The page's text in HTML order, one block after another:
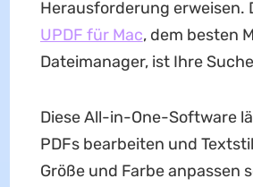
Herausforderung erweisen.
UPDF für Mac, dem besten
Dateimanager, ist Ihre
Diese All-in-One-Software
PDFs bearbeiten und
Größe und Farbe anpassen